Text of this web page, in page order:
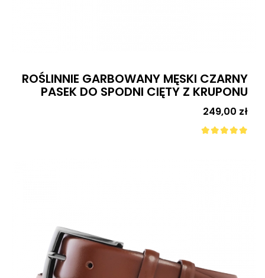
ROŚLINNIE GARBOWANY MĘSKI CZARNY
PASEK DO SPODNI CIĘTY Z KRUPONU
Cena
249,00 zł